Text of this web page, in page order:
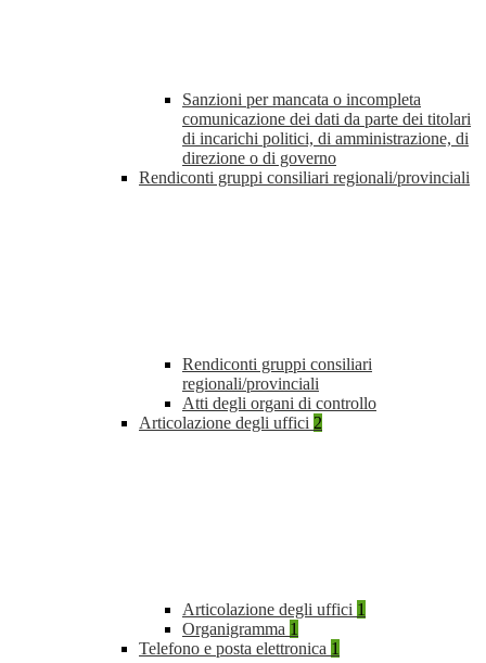
Sanzioni per mancata o incompleta
comunicazione dei dati da parte dei titolari
di incarichi politici, di amministrazione, di
direzione o di governo
Rendiconti gruppi consiliari regionali/provinciali
Rendiconti gruppi consiliari
regionali/provinciali
Atti degli organi di controllo
Articolazione degli uffici 2
Articolazione degli uffici 1
Organigramma 1
Telefono e posta elettronica 1